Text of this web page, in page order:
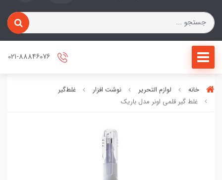
خانه لوازم التحریر نوشت افزار
غلط‌گیر
غلط گیر قلمی اونر مدل باریک